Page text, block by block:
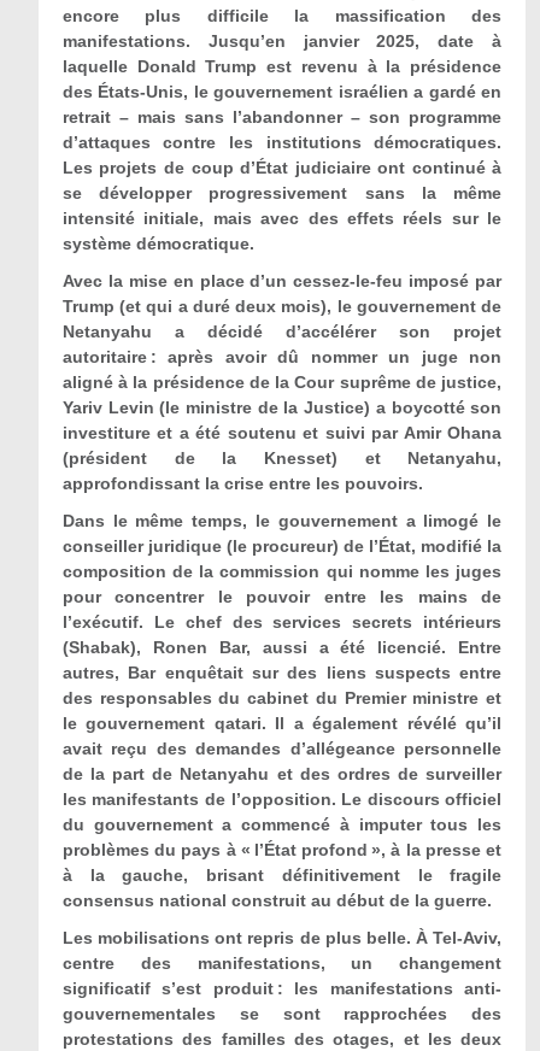
encore plus difficile la massification des
manifestations. Jusqu’en janvier 2025, date à
laquelle Donald Trump est revenu à la présidence
des États-Unis, le gouvernement israélien a gardé en
retrait – mais sans l’abandonner – son programme
d’attaques contre les institutions démocratiques.
Les projets de coup d’État judiciaire ont continué à
se développer progressivement sans la même
intensité initiale, mais avec des effets réels sur le
système démocratique.
Avec la mise en place d’un cessez-le-feu imposé par
Trump (et qui a duré deux mois), le gouvernement de
Netanyahu a décidé d’accélérer son projet
autoritaire : après avoir dû nommer un juge non
aligné à la présidence de la Cour suprême de justice,
Yariv Levin (le ministre de la Justice) a boycotté son
investiture et a été soutenu et suivi par Amir Ohana
(président de la Knesset) et Netanyahu,
approfondissant la crise entre les pouvoirs.
Dans le même temps, le gouvernement a limogé le
conseiller juridique (le procureur) de l’État, modifié la
composition de la commission qui nomme les juges
pour concentrer le pouvoir entre les mains de
l’exécutif. Le chef des services secrets intérieurs
(Shabak), Ronen Bar, aussi a été licencié. Entre
autres, Bar enquêtait sur des liens suspects entre
des responsables du cabinet du Premier ministre et
le gouvernement qatari. Il a également révélé qu’il
avait reçu des demandes d’allégeance personnelle
de la part de Netanyahu et des ordres de surveiller
les manifestants de l’opposition. Le discours officiel
du gouvernement a commencé à imputer tous les
problèmes du pays à « l’État profond », à la presse et
à la gauche, brisant définitivement le fragile
consensus national construit au début de la guerre.
Les mobilisations ont repris de plus belle. À Tel-Aviv,
centre des manifestations, un changement
significatif s’est produit : les manifestations anti-
gouvernementales se sont rapprochées des
protestations des familles des otages, et les deux